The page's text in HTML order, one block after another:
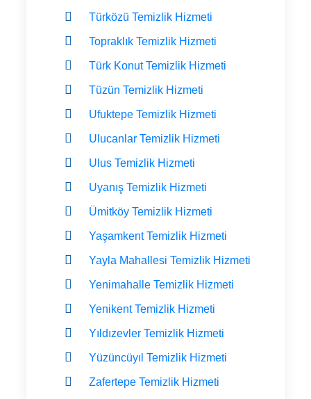
Türközü Temizlik Hizmeti
Topraklık Temizlik Hizmeti
Türk Konut Temizlik Hizmeti
Tüzün Temizlik Hizmeti
Ufuktepe Temizlik Hizmeti
Ulucanlar Temizlik Hizmeti
Ulus Temizlik Hizmeti
Uyanış Temizlik Hizmeti
Ümitköy Temizlik Hizmeti
Yaşamkent Temizlik Hizmeti
Yayla Mahallesi Temizlik Hizmeti
Yenimahalle Temizlik Hizmeti
Yenikent Temizlik Hizmeti
Yıldızevler Temizlik Hizmeti
Yüzüncüyıl Temizlik Hizmeti
Zafertepe Temizlik Hizmeti